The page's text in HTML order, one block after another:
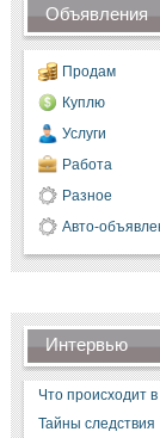
Объявления
Продам
Куплю
Услуги
Работа
Разное
Авто-
Интервью
Что происходит
Тайны следствия